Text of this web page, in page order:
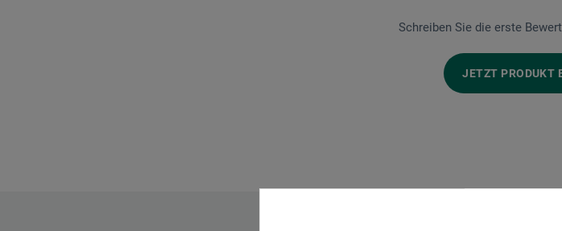
Schreiben Sie die erste
JETZT PRODUKT